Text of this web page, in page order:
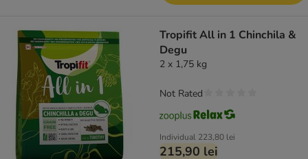
Tropifit All in 1 Chinchila &
Degu
2 x 1,75 kg
Individual 223,80 lei
215,90 lei
Not Rated